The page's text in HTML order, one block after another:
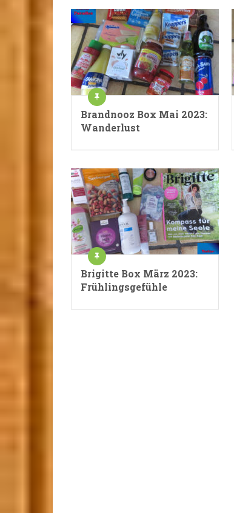
Brandnooz Box Mai 2023:
Wanderlust
Brigitte Box März 2023:
Frühlingsgefühle